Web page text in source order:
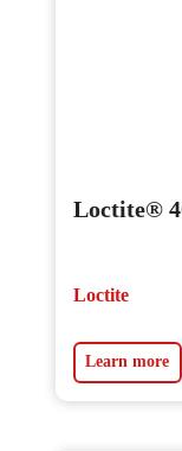
Loctite®
Loctite
Learn more